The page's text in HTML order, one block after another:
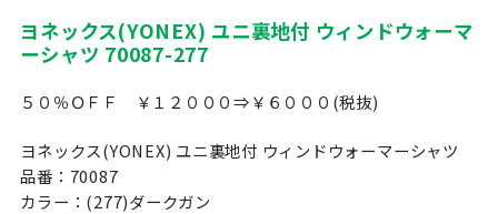
ヨネックス(YONEX) ユニ裏地付 ウィンドウォーマ
ーシャツ 70087-277
５０％ＯＦＦ ￥１２０００⇒￥６０００(税抜)
ヨネックス(YONEX) ユニ裏地付 ウィンドウォーマーシャツ
品番：70087
カラー：(277)ダークガン